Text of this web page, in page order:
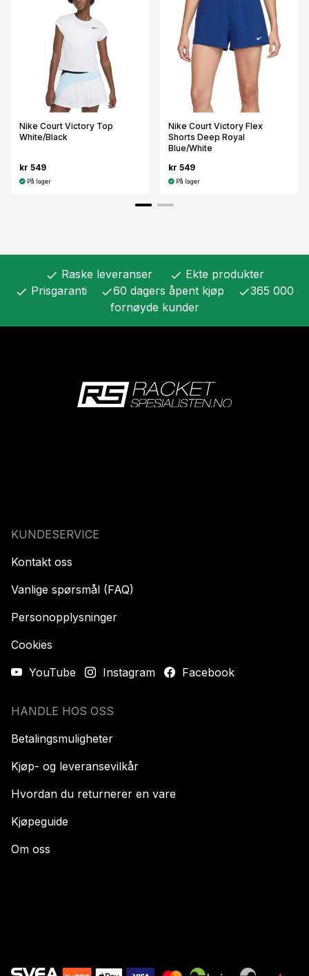
Nike Court Victory Top
White/Black
kr 549
På lager
Nike Court Victory Flex
Shorts Deep Royal
Blue/White
kr 549
På lager
check Raske leveranser check Ekte produkter
check Prisgaranti check60 dagers åpent kjøp check365 000
fornøyde kunder
KUNDESERVICE
Kontakt oss
Vanlige spørsmål (FAQ)
Personopplysninger
Cookies
YouTube
Instagram Facebook
HANDLE HOS OSS
Betalingsmuligheter
Kjøp- og leveransevilkår
Hvordan du returnerer en vare
Kjøpeguide
Om oss